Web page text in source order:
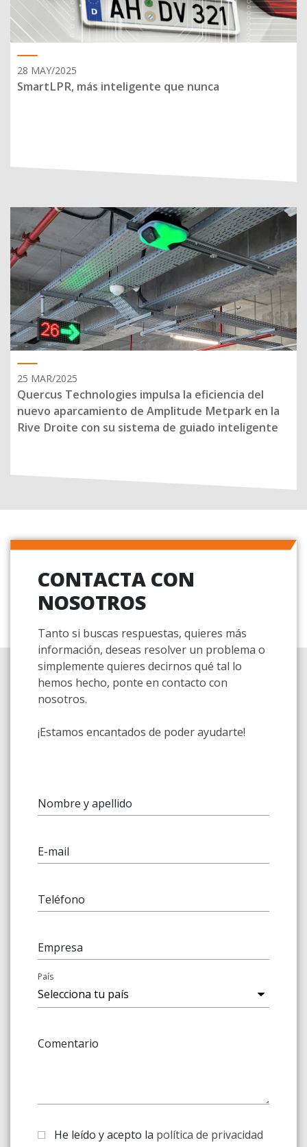
28 MAY/2025
SmartLPR, más inteligente que nunca
25 MAR/2025
Quercus Technologies impulsa la eficiencia del
nuevo aparcamiento de Amplitude Metpark en la
Rive Droite con su sistema de guiado inteligente
CONTACTA CON
NOSOTROS
Tanto si buscas respuestas, quieres más
información, deseas resolver un problema o
simplemente quieres decirnos qué tal lo
hemos hecho, ponte en contacto con
nosotros.
¡Estamos encantados de poder ayudarte!
Nombre y apellido
E-mail
Teléfono
Empresa
País
Comentario
He leído y acepto la política de privacidad